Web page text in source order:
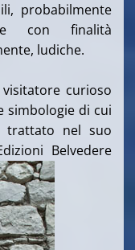
probabilmente
con finalità
ludiche.
curioso
simbologie di cui
trattato nel suo
Belvedere